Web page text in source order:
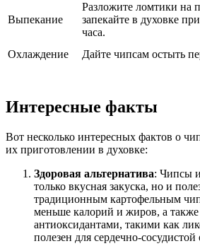
Выпекание
Разложите ломтики на
запекайте в духовке
часа.
Охлаждение Дайте чипсам остыть
Интересные факты
Вот несколько интересных фактов о
их приготовлении в духовке:
Здоровая альтернатива: Чипсы
только вкусная закуска, но и
традиционным картофельным
меньше калорий и жиров, а
антиоксидантами, такими как
полезен для сердечно-